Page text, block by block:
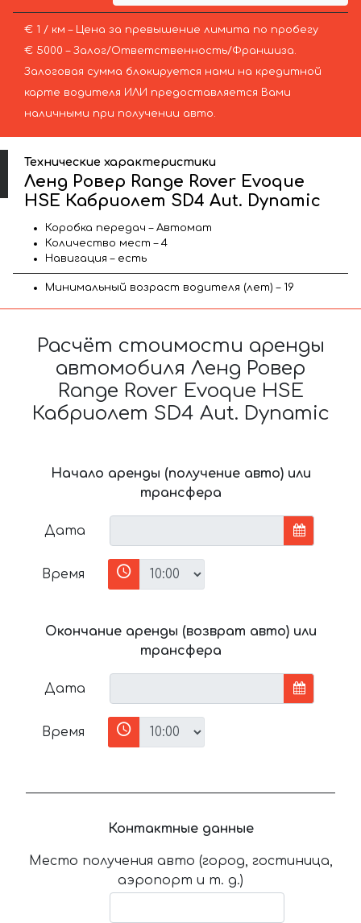
€ 1 / км – Цена за превышение лимита по пробегу
€ 5000 – Залог/Ответственность/Франшиза.
Залоговая сумма блокируется нами на кредитной
карте водителя ИЛИ предоставляется Вами
наличными при получении авто.
Технические характеристики
Ленд Ровер Range Rover Evoque
HSE Кабриолет SD4 Aut. Dynamic
Коробка передач – Автомат
Количество мест – 4
Навигация – есть
Минимальный возраст водителя (лет) – 19
Расчёт стоимости аренды
автомобиля Ленд Ровер
Range Rover Evoque HSE
Кабриолет SD4 Aut. Dynamic
Начало аренды (получение авто) или
трансфера
Дата
Время
Окончание аренды (возврат авто) или
трансфера
Дата
Время
Контактные данные
Место получения авто (город, гостиница,
аэропорт и т. д.)